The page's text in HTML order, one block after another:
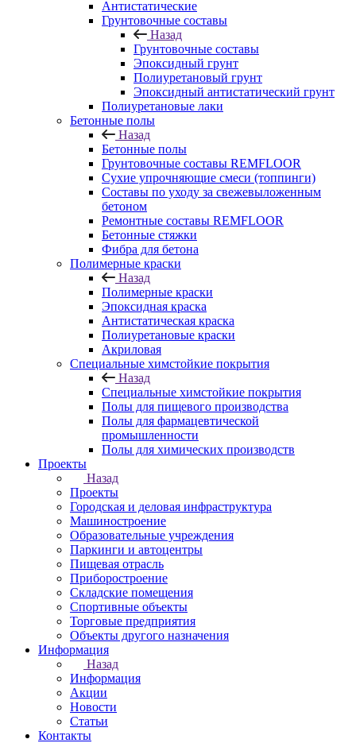
Антистатические
Грунтовочные составы
Назад
Грунтовочные составы
Эпоксидный грунт
Полиуретановый грунт
Эпоксидный антистатический грунт
Полиуретановые лаки
Бетонные полы
Назад
Бетонные полы
Грунтовочные составы REMFLOOR
Сухие упрочняющие смеси (топпинги)
Составы по уходу за свежевыложенным
бетоном
Ремонтные составы REMFLOOR
Бетонные стяжки
Фибра для бетона
Полимерные краски
Назад
Полимерные краски
Эпоксидная краска
Антистатическая краска
Полиуретановые краски
Акриловая
Специальные химстойкие покрытия
Назад
Специальные химстойкие покрытия
Полы для пищевого производства
Полы для фармацевтической
промышленности
Полы для химических производств
Проекты
Назад
Проекты
Городская и деловая инфраструктура
Машиностроение
Образовательные учреждения
Паркинги и автоцентры
Пищевая отрасль
Приборостроение
Складские помещения
Спортивные объекты
Торговые предприятия
Объекты другого назначения
Информация
Назад
Информация
Акции
Новости
Статьи
Контакты